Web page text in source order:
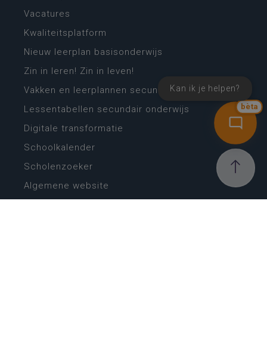
bèta
Kan ik je helpen?
Vacatures
Kwaliteitsplatform
Nieuw leerplan basisonderwijs
Zin in leren! Zin in leven!
Vakken en leerplannen secundair onderwijs
Lessentabellen secundair onderwijs
Digitale transformatie
Schoolkalender
Scholenzoeker
Algemene website